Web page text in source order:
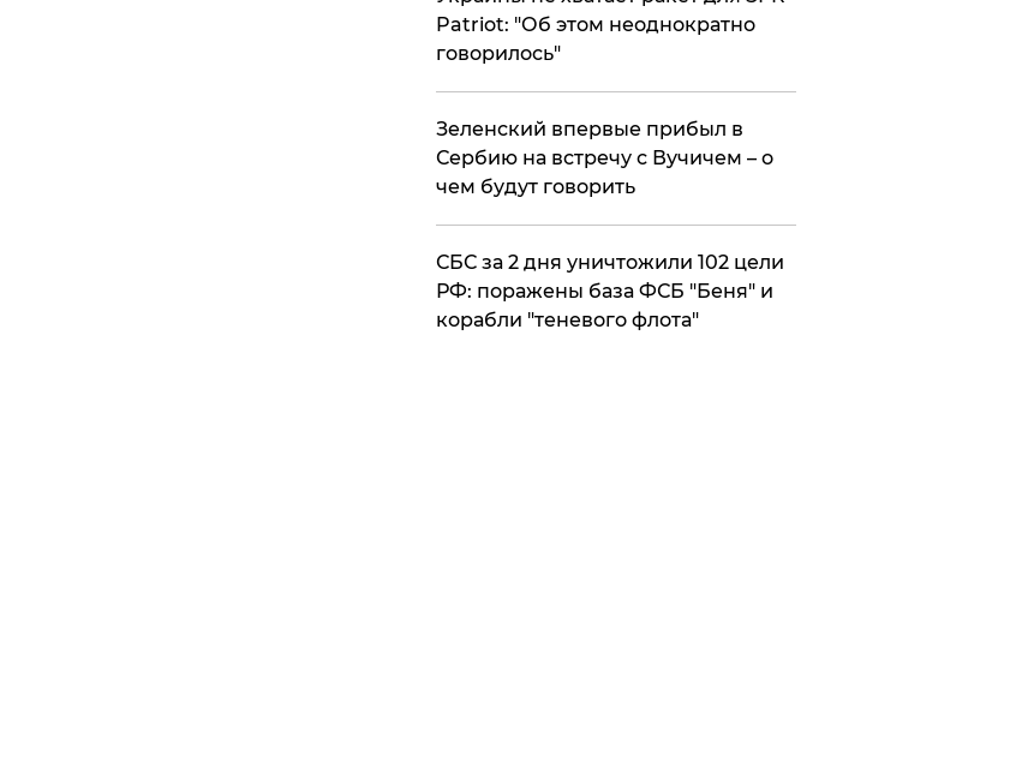
Patriot: "Об этом неоднократно
говорилось"
Зеленский впервые прибыл в
Сербию на встречу с Вучичем – о
чем будут говорить
СБС за 2 дня уничтожили 102 цели
РФ: поражены база ФСБ "Беня" и
корабли "теневого флота"